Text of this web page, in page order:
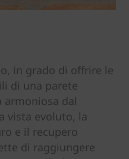
in grado di offrire le
di una parete
armoniosa dal
vista evoluto, la
e il recupero
di raggiungere